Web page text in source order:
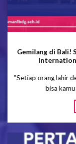
Gemilang di Bali!
"Setiap orang lahir
bisa